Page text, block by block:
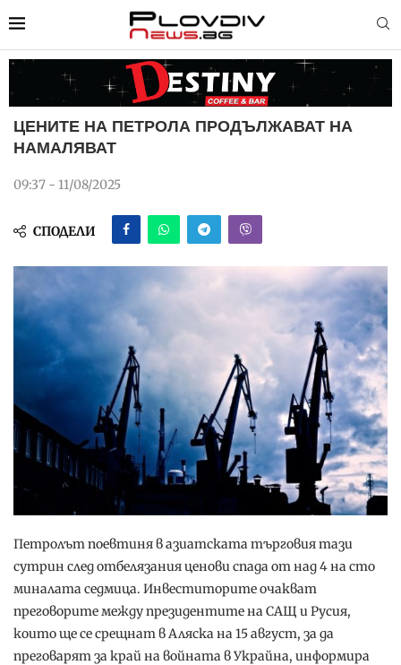
ЦЕНИТЕ НА ПЕТРОЛА ПРОДЪЛЖАВАТ НА
НАМАЛЯВАТ
09:37 - 11/08/2025
СПОДЕЛИ
Петролът поевтиня в азиатската търговия тази
сутрин след отбелязания ценови спада от над 4 на сто
миналата седмица. Инвеститорите очакват
преговорите между президентите на САЩ и Русия,
които ще се срещнат в Аляска на 15 август, за да
преговарят за край на войната в Украйна, информира